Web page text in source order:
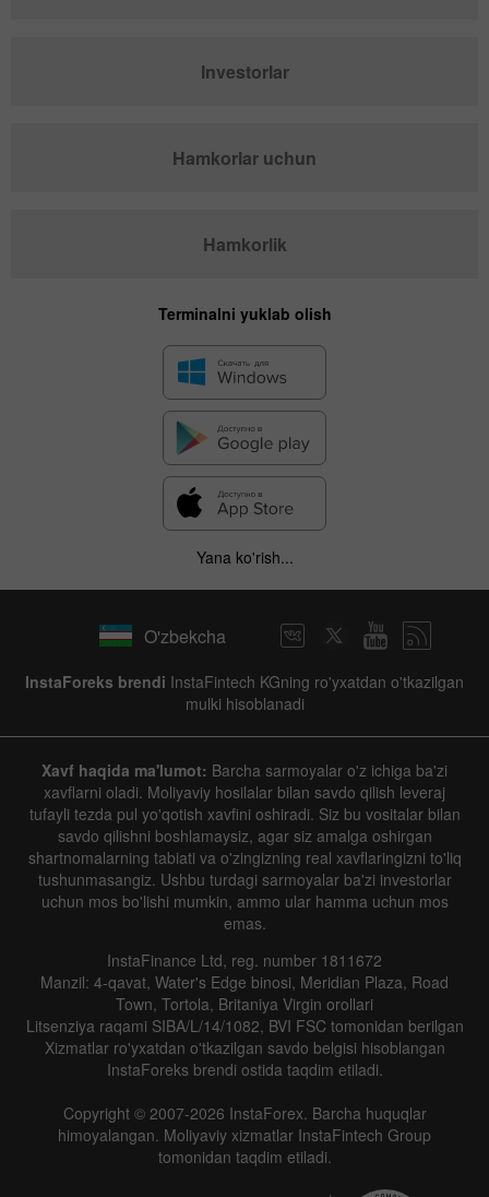
Investorlar
Hamkorlar uchun
Hamkorlik
Terminalni yuklab olish
Yana ko'rish...
O'zbekcha
InstaForeks brendi InstaFintech KGning ro'yxatdan o'tkazilgan
mulki hisoblanadi
Xavf haqida ma'lumot: Barcha sarmoyalar o'z ichiga ba'zi
xavflarni oladi. Moliyaviy hosilalar bilan savdo qilish leveraj
tufayli tezda pul yo'qotish xavfini oshiradi. Siz bu vositalar bilan
savdo qilishni boshlamaysiz, agar siz amalga oshirgan
shartnomalarning tabiati va o'zingizning real xavflaringizni to'liq
tushunmasangiz. Ushbu turdagi sarmoyalar ba'zi investorlar
uchun mos bo'lishi mumkin, ammo ular hamma uchun mos
emas.
InstaFinance Ltd, reg. number 1811672
Manzil: 4-qavat, Water's Edge binosi, Meridian Plaza, Road
Town, Tortola, Britaniya Virgin orollari
Litsenziya raqami SIBA/L/14/1082, BVI FSC tomonidan berilgan
Xizmatlar ro'yxatdan o'tkazilgan savdo belgisi hisoblangan
InstaForeks brendi ostida taqdim etiladi.
Copyright © 2007-2026 InstaForex. Barcha huquqlar
himoyalangan. Moliyaviy xizmatlar InstaFintech Group
tomonidan taqdim etiladi.